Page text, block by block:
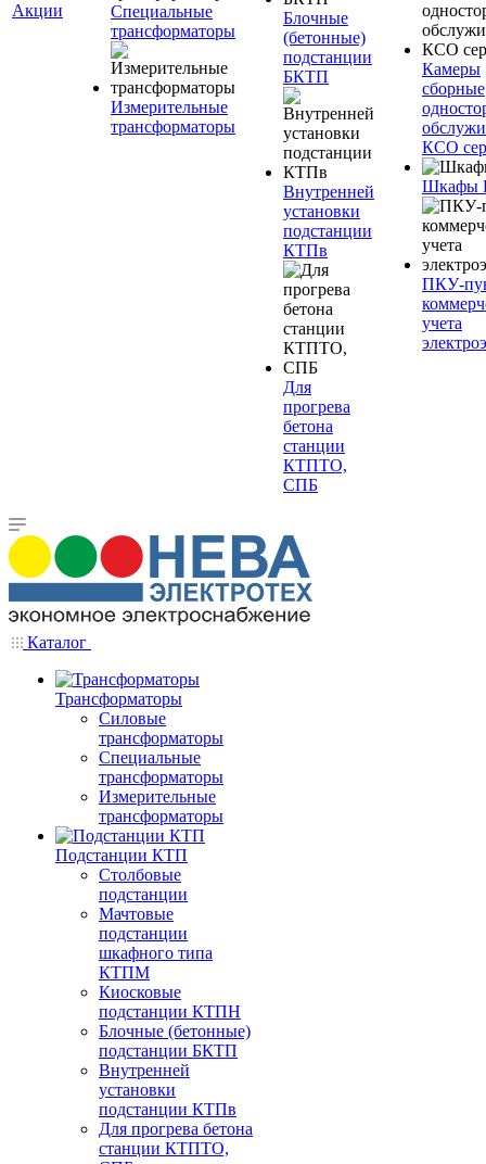
Акции
Специальные
трансформаторы
Измерительные
трансформаторы
Блочные
(бетонные)
подстанции
БКТП
Внутренней
установки
подстанции
КТПв
Для
прогрева
бетона
станции
КТПТО,
СПБ
Камеры
сборные
КСО
Шкафы
ПКУ-
учета
Каталог
Трансформаторы
Силовые
трансформаторы
Специальные
трансформаторы
Измерительные
трансформаторы
Подстанции КТП
Столбовые
подстанции
Мачтовые
подстанции
шкафного типа
КТПМ
Киосковые
подстанции КТПН
Блочные (бетонные)
подстанции БКТП
Внутренней
установки
подстанции КТПв
Для прогрева бетона
станции КТПТО,